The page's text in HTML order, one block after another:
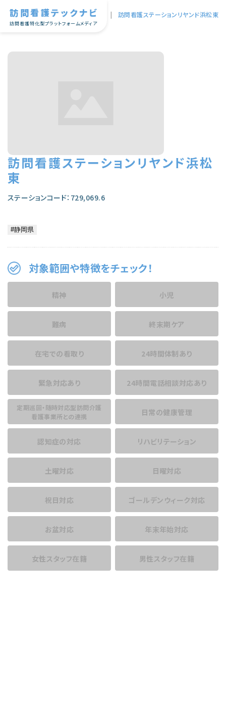
訪問看護テックナビ
訪問看護特化型プラットフォームメディア
TOP | 訪問看護ステーションリヤンド浜松東
訪問看護ステーションリヤンド浜松
東
ステーションコード：729,069.6
対象範囲や特徴をチェック！
精神 小児
難病 終末期ケア
在宅での看取り 24時間体制あり
緊急対応あり 24時間電話相談対応あり
定期巡回・随時対応型訪問介護
看護事業所との連携
日常の健康管理
認知症の対応 リハビリテーション
土曜対応 日曜対応
祝日対応 ゴールデンウィーク対応
お盆対応 年末年始対応
女性スタッフ在籍 男性スタッフ在籍